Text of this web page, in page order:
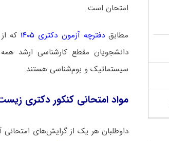
امتحان است.
مطابقدفترچه آزمون دکتری ۱۴۰۵ که
دانشجویان مقطع کارشناسی ارشد
سیستماتیک و بوم‌شناسی هستند.
مواد امتحانی کنکور دکتری
داوطلبان هر یک از گرایش‌های